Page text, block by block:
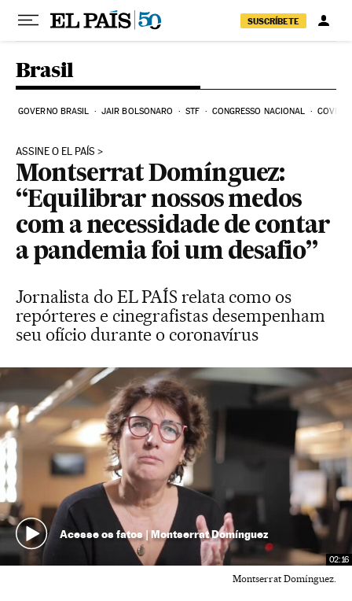
Pular para o conteúdo
SUSCRÍBETE
Brasil
GOVERNO BRASIL JAIR BOLSONARO STF CONGRESSO NACIONAL COVID-
ASSINE O EL PAÍS
Montserrat Domínguez:
“Equilibrar nossos medos
com a necessidade de contar
a pandemia foi um desafio”
Jornalista do EL PAÍS relata como os
repórteres e cinegrafistas desempenham
seu ofício durante o coronavírus
02:16
Acesse os fatos | Montserrat Domínguez
Montserrat Domínguez.